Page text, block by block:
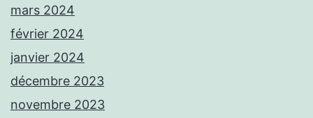
mars 2024
février 2024
janvier 2024
décembre 2023
novembre 2023